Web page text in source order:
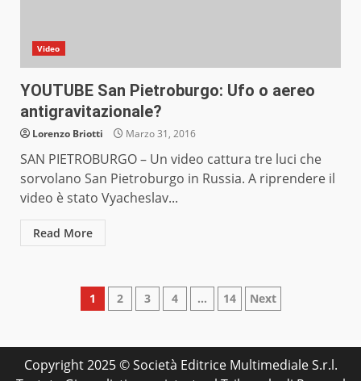
Video
YOUTUBE San Pietroburgo: Ufo o aereo
antigravitazionale?
Lorenzo Briotti Marzo 31, 2016
SAN PIETROBURGO – Un video cattura tre luci che
sorvolano San Pietroburgo in Russia. A riprendere il
video è stato Vyacheslav...
Read More
Paginazione
articoli
1 2 3 4 … 14 Next
Copyright 2025 © Società Editrice Multimediale S.r.l.